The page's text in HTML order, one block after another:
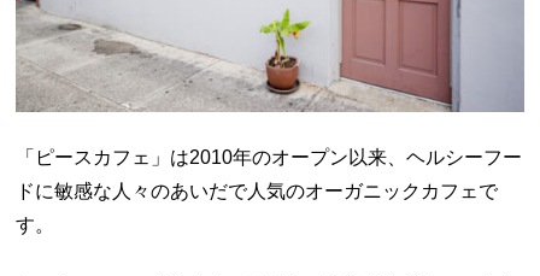
「ピースカフェ」は2010年のオープン以来、ヘルシーフー
ドに敏感な人々のあいだで人気のオーガニックカフェで
す。